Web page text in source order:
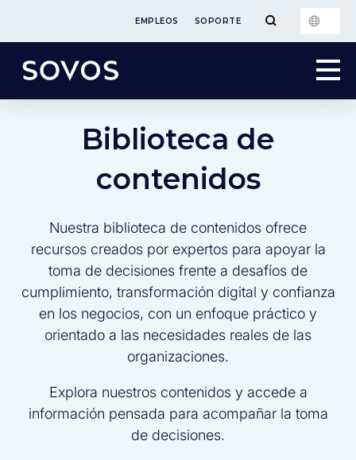
EMPLEOS SOPORTE
Biblioteca de
contenidos
Nuestra biblioteca de contenidos ofrece
recursos creados por expertos para apoyar la
toma de decisiones frente a desafíos de
cumplimiento, transformación digital y confianza
en los negocios, con un enfoque práctico y
orientado a las necesidades reales de las
organizaciones.
Explora nuestros contenidos y accede a
información pensada para acompañar la toma
de decisiones.